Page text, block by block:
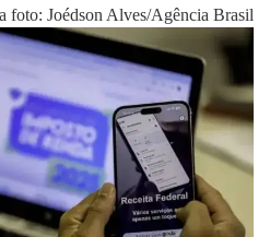
foto: Joédson Alves/Agência Brasil